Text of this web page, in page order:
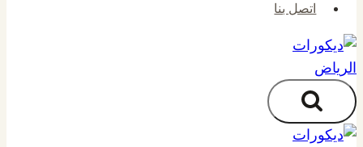
اتصل بنا